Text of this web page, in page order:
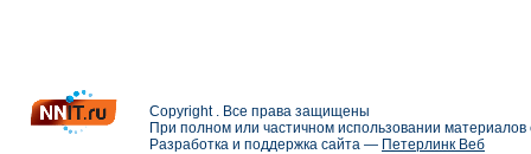
Copyright . Все права защищены
При полном или частичном использовании
Разработка и поддержка сайта — Петерлинк Веб